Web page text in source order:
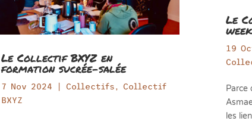
Le Collectif BXYZ en
formation sucrée-salée
7 Nov 2024 Collectifs, Collectif
BXYZ
Le
19
les